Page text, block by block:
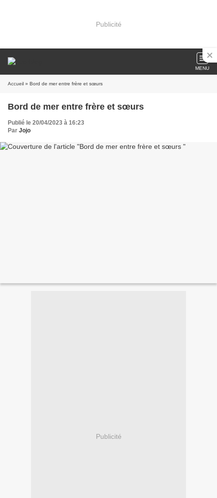
Publicité
MENU
Accueil » Bord de mer entre frère et sœurs
Bord de mer entre frère et sœurs
Publié le 20/04/2023 à 16:23
Par Jojo
Publicité